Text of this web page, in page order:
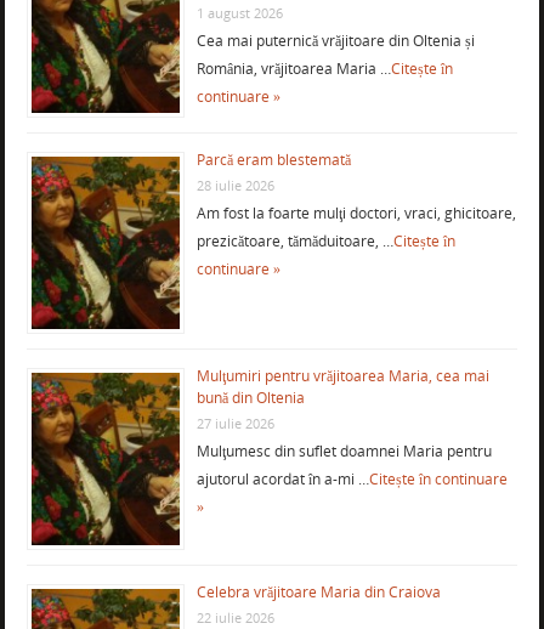
1 august 2026
Cea mai puternică vrăjitoare din Oltenia și
România, vrăjitoarea Maria …Citește în
continuare »
Parcă eram blestemată
28 iulie 2026
Am fost la foarte mulţi doctori, vraci, ghicitoare,
prezicătoare, tămăduitoare, …Citește în
continuare »
Mulţumiri pentru vrăjitoarea Maria, cea mai
bună din Oltenia
27 iulie 2026
Mulţumesc din suflet doamnei Maria pentru
ajutorul acordat în a-mi …Citește în continuare
»
Celebra vrăjitoare Maria din Craiova
22 iulie 2026